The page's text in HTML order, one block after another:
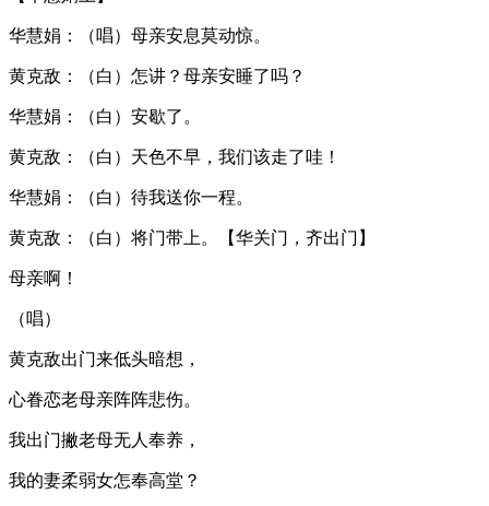
华慧娟：（唱）母亲安息莫动惊。
黄克敌：（白）怎讲？母亲安睡了吗？
华慧娟：（白）安歇了。
黄克敌：（白）天色不早，我们该走了哇！
华慧娟：（白）待我送你一程。
黄克敌：（白）将门带上。【华关门，齐出门】
母亲啊！
（唱）
黄克敌出门来低头暗想，
心眷恋老母亲阵阵悲伤。
我出门撇老母无人奉养，
我的妻柔弱女怎奉高堂？